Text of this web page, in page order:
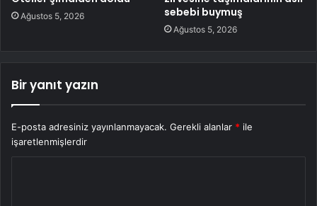
Ağustos 5, 2026
sebebi buymuş
Ağustos 5, 2026
Bir yanıt yazın
E-posta adresiniz yayınlanmayacak. Gerekli alanlar * ile
işaretlenmişlerdir